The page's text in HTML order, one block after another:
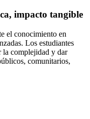
impacto tangible
el conocimiento en
Los estudiantes
la complejidad y dar
comunitarios,